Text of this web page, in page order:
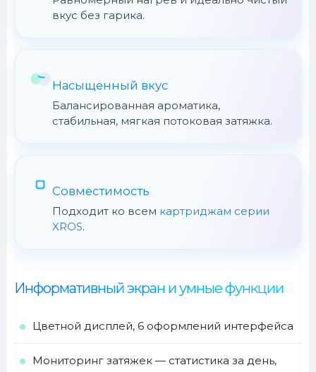
вкус без гарика.
Насыщенный вкус
Балансированная ароматика,
стабильная, мягкая потоковая затяжка.
Совместимость
Подходит ко всем картриджам серии
XROS.
Информативный экран и умные функции
Цветной дисплей, 6 оформлений интерфейса
Мониторинг затяжек — статистика за день,